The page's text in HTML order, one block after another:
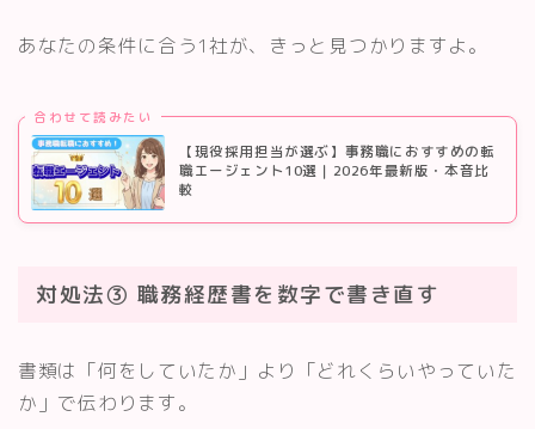
あなたの条件に合う1社が、きっと見つかりますよ。
合わせて読みたい
【現役採用担当が選ぶ】事務職におすすめの転
職エージェント10選｜2026年最新版・本音比
較
対処法③ 職務経歴書を数字で書き直す
書類は「何をしていたか」より「どれくらいやっていた
か」で伝わります。